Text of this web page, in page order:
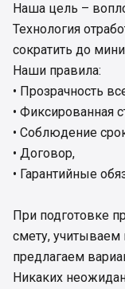
Наша цель –
Технология
сократить до
Наши правила:
• Прозрачность
• Фиксированная
• Соблюдение
• Договор,
• Гарантийные
При подготовке
смету,
предлагаем
Никаких